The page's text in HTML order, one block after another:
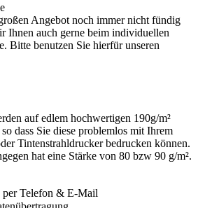
Angebot noch immer nicht fündig
Ihnen auch gerne beim individuellen
Bitte benutzen Sie hierfür unseren
auf edlem hochwertigen 190g/m²
dass Sie diese problemlos mit Ihrem
Tintenstrahldrucker bedrucken können.
hat eine Stärke von 80 bzw 90 g/m².
Telefon & E-Mail